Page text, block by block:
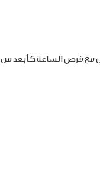
مع قرص الساعة كأبعد من